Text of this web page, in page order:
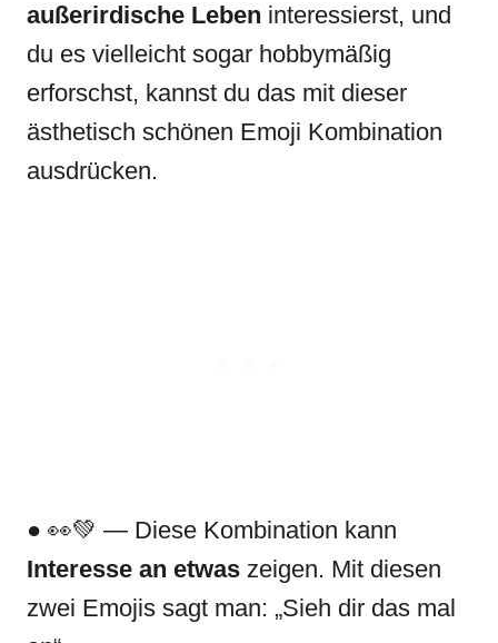
außerirdische Leben interessierst, und
du es vielleicht sogar hobbymäßig
erforschst, kannst du das mit dieser
ästhetisch schönen Emoji Kombination
ausdrücken.
● 👀💚 — Diese Kombination kann
Interesse an etwas zeigen. Mit diesen
zwei Emojis sagt man: „Sieh dir das mal